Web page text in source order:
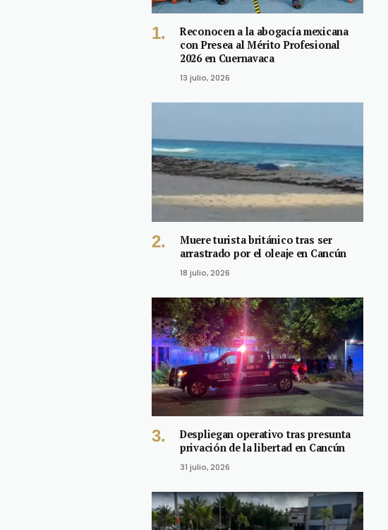
Reconocen a la abogacía mexicana
con Presea al Mérito Profesional
2026 en Cuernavaca
13 julio, 2026
Muere turista británico tras ser
arrastrado por el oleaje en Cancún
18 julio, 2026
Despliegan operativo tras presunta
privación de la libertad en Cancún
31 julio, 2026